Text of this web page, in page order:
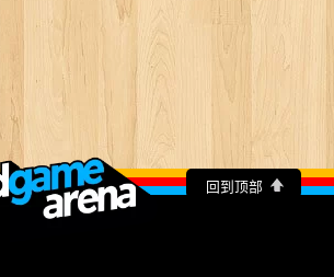
回到顶部